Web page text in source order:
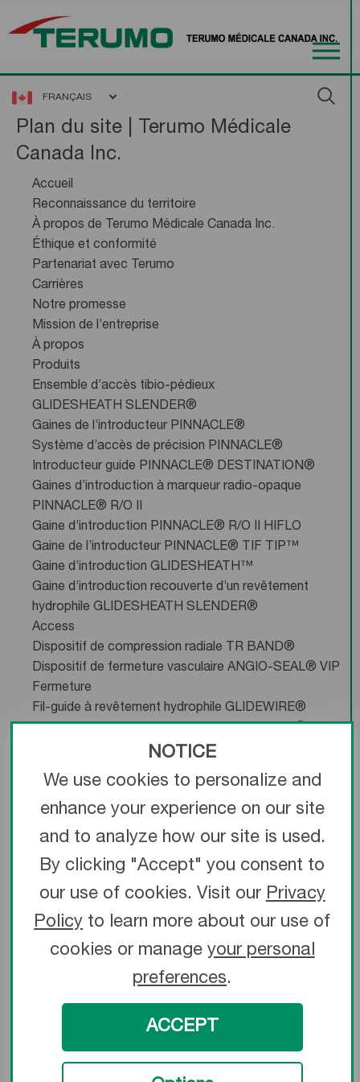
FRANÇAIS
Plan du site | Terumo Médicale
Canada Inc.
Accueil
Reconnaissance du territoire
À propos de Terumo Médicale Canada Inc.
Éthique et conformité
Partenariat avec Terumo
Carrières
Notre promesse
Mission de l’entreprise
À propos
Produits
Ensemble d’accès tibio-pédieux
GLIDESHEATH SLENDER®
Gaines de l’introducteur PINNACLE®
Système d’accès de précision PINNACLE®
Introducteur guide PINNACLE® DESTINATION®
Gaines d’introduction à marqueur radio-opaque
PINNACLE® R/O II
Gaine d’introduction PINNACLE® R/O II HIFLO
Gaine de l’introducteur PINNACLE® TIF TIP™
Gaine d’introduction GLIDESHEATH™
Gaine d’introduction recouverte d’un revêtement
hydrophile GLIDESHEATH SLENDER®
Access
Dispositif de compression radiale TR BAND®
Dispositif de fermeture vasculaire ANGIO-SEAL® VIP
Fermeture
Fil-guide à revêtement hydrophile GLIDEWIRE®
Dispositif GLIDEWIRE® TORQUE™
Fil-guide GLIDEWIRE ADVANTAGEMD
Fil-guide coronaire ultrasouple RUNTHROUGH® NS
Fil-guide coronaire
RUNTHROUGH® NS HYPERCOAT™
Fil-guide HEADLINER®
TRACK™
Fil-guide GLIDEWIRE GT-R™
Fil-guide coronaire RUNTHROUGH® NS IZANAI®
FINECROSS® MG Coronary Micro-Guide Catheter
Cathéter à revêtement hydrophile GLIDECATH®
Cathéter-guide HEARTRAIL® III
NOTICE
We use cookies to personalize and
enhance your experience on our site
and to analyze how our site is used.
By clicking "Accept" you consent to
our use of cookies. Visit our Privacy
Policy to learn more about our use of
cookies or manage your personal
preferences.
ACCEPT